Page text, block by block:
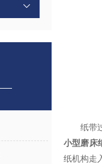
纸带
小型磨床
纸机构走